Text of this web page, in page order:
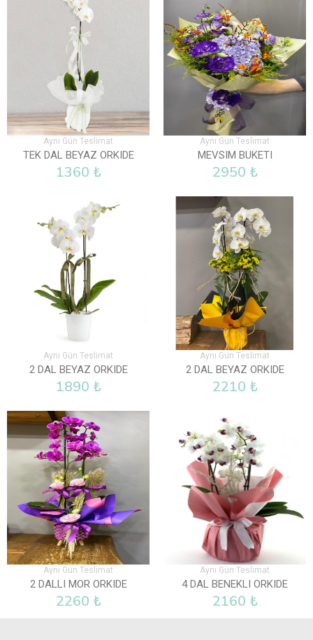
Aynı Gün Teslimat
TEK DAL BEYAZ ORKIDE
1360 ₺
Aynı Gün Teslimat
MEVSIM BUKETI
2950 ₺
Aynı Gün Teslimat
2 DAL BEYAZ ORKIDE
1890 ₺
Aynı Gün Teslimat
2 DAL BEYAZ ORKIDE
2210 ₺
Aynı Gün Teslimat
2 DALLI MOR ORKIDE
2260 ₺
Aynı Gün Teslimat
4 DAL BENEKLI ORKIDE
2160 ₺